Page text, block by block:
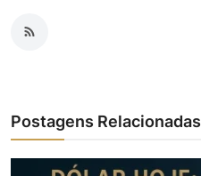
Postagens Relacionadas